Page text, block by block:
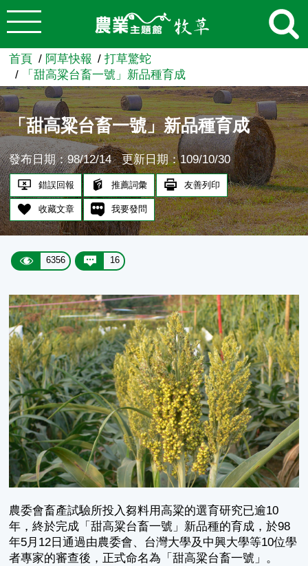
跳到主要內容
農業知識入口網
首頁 阿草快報
打草驚蛇
「甜高粱台畜一號」新品種育成
「甜高粱台畜一號」新品種育成
發布日期：98/12/14 更新日期：109/10/30
錯誤回報 推薦詞彙 友善列印
收藏文章 我要發問
6356 16
農委會畜產試驗所投入芻料用高粱的選育研究已逾10
年，終於完成「甜高粱台畜一號」新品種的育成，於98
年5月12日通過由農委會、台灣大學及中興大學等10位學
者專家的審查後，正式命名為「甜高粱台畜一號」。